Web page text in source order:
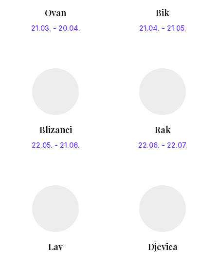
Ovan
21.03. - 20.04.
Bik
21.04. - 21.05.
Blizanci
22.05. - 21.06.
Rak
22.06. - 22.07.
Lav Djevica